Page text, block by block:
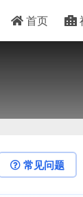
首页
常见问题